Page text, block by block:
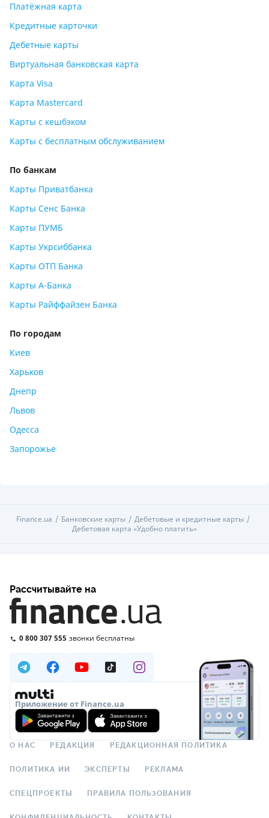
Платёжная карта
Кредитные карточки
Дебетные карты
Виртуальная банковская карта
Карта Visa
Карта Mastercard
Карты с кешбэком
Карты с бесплатным обслуживанием
По банкам
Карты Приватбанка
Карты Сенс Банка
Карты ПУМБ
Карты Укрсиббанка
Карты ОТП Банка
Карты А-Банка
Карты Райффайзен Банка
По городам
Киев
Харьков
Днепр
Львов
Одесса
Запорожье
Finance.ua Банковские карты
Дебетовые и кредитные карты
Дебетовая карта «Удобно платить»
Рассчитывайте на
0 800 307 555 звонки бесплатны
Приложение от Finance.ua
О НАС РЕДАКЦИЯ РЕДАКЦИОННАЯ ПОЛИТИКА
ПОЛИТИКА ИИ ЭКСПЕРТЫ РЕКЛАМА
СПЕЦПРОЕКТЫ ПРАВИЛА ПОЛЬЗОВАНИЯ